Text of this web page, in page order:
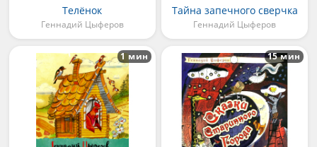
Телёнок
Геннадий Цыферов
Тайна запечного сверчка
Геннадий Цыферов
1 мин 15 мин